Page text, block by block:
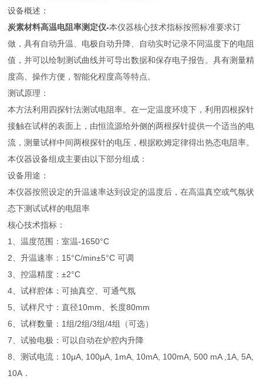
设备概述：
炭素材料高温电阻率测定仪-本仪器核心技术指标按照标准要求订
做，具有自动升温、电极自动升降、自动实时记录不同温度下的电阻
值，并可以绘制测试曲线并可导出数据和保存电子报告。具有测量精
度高、操作方便，智能化程度高等特点。
测试原理：
本方法利用四探针法测试电阻率。在一定温度环境下，利用四根探针
接触在试样的表面上，由恒流源给外侧的两根探针提供一个适当的电
流，测量试样中间两根探针的电压，根据欧姆定律得出热态电阻率。
本仪器设备组成主要由以下部分组成：
设备用途：
本仪器按照设定的升温速率达到设定的温度后，在高温真空或气氛状
态下测试试样的电阻率
核心技术指标：
1、温度范围：室温-1650°C
2、升温速率：15°C/min±5°C 可调
3、控温精度：±2°C
4、试样腔体：可抽真空、可通气氛
5、试样尺寸：直径10mm、长度80mm
6、试样数量：1组/2组/3组/4组（可选）
7、试验电极：可以自动在炉腔内升降
8、测试电流：10μA, 100μA, 1mA, 10mA, 100mA, 500 mA ,1A, 5A,
10A．